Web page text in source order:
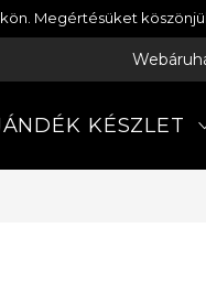
Megértésüket
KÉSZLET